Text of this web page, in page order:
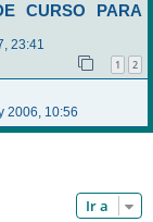
CURSO PARA
23:41
1 2
2006, 10:56
Ir a